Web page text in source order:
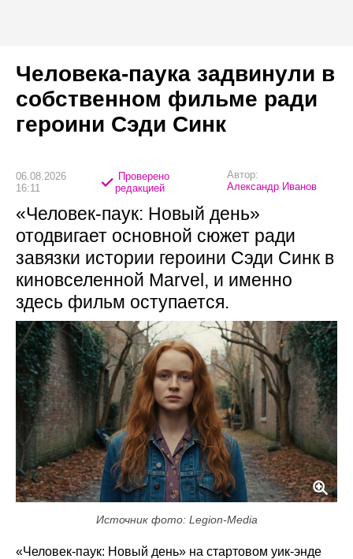
Человека-паука задвинули в
собственном фильме ради
героини Сэди Синк
06.08.2026
16:11
Проверено
редакцией
Автор:
Александр Иванов
«Человек-паук: Новый день»
отодвигает основной сюжет ради
завязки истории героини Сэди Синк в
киновселенной Marvel, и именно
здесь фильм оступается.
Источник фото: Legion-Media
«Человек-паук: Новый день» на стартовом уик-энде